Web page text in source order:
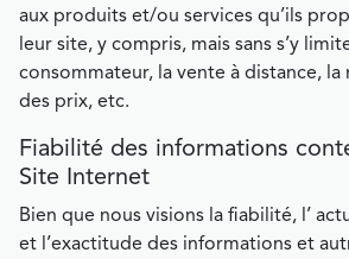
aux produits et/ou services qu’ils
leur site, y compris, mais sans s’y
consommateur, la vente à distance,
des prix, etc.
Fiabilité des informations
Site Internet
Bien que nous visions la fiabilité, l’
et l’exactitude des informations et